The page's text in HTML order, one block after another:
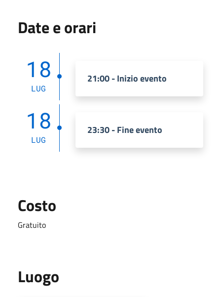
Date e orari
18
LUG
21:00 - Inizio evento
18
LUG
23:30 - Fine evento
Costo
Gratuito
Luogo